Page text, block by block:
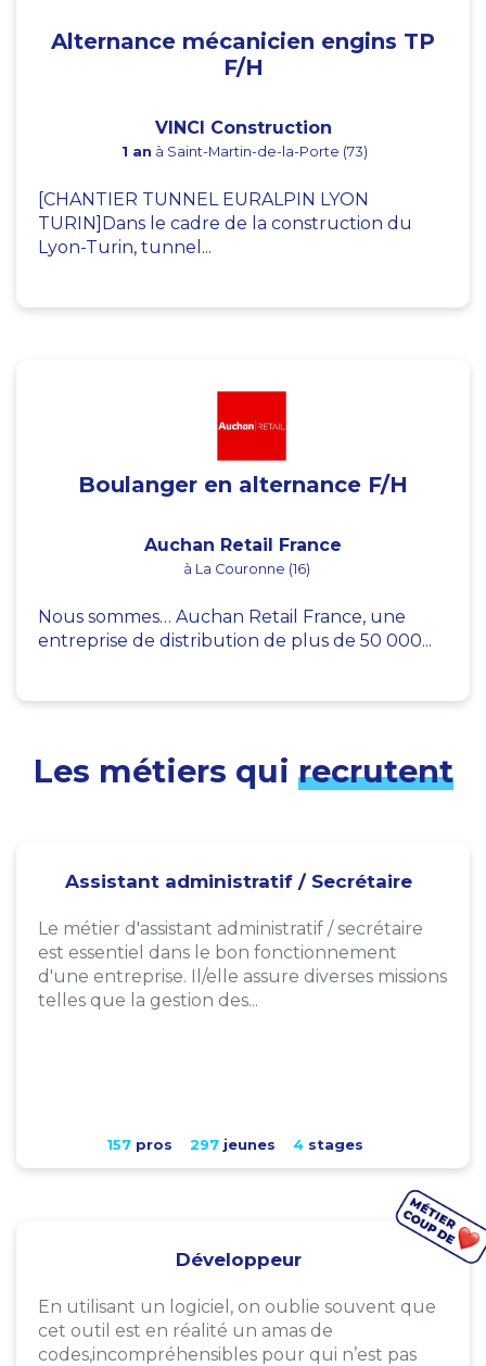
Alternance mécanicien engins TP
F/H
VINCI Construction
1 an à Saint-Martin-de-la-Porte (73)
[CHANTIER TUNNEL EURALPIN LYON
TURIN]Dans le cadre de la construction du
Lyon-Turin, tunnel...
Boulanger en alternance F/H
Auchan Retail France
à La Couronne (16)
Nous sommes… Auchan Retail France, une
entreprise de distribution de plus de 50 000...
Les métiers qui recrutent
Assistant administratif / Secrétaire
Le métier d'assistant administratif / secrétaire
est essentiel dans le bon fonctionnement
d'une entreprise. Il/elle assure diverses missions
telles que la gestion des...
157pros 297jeunes 4stages
Développeur
En utilisant un logiciel, on oublie souvent que
cet outil est en réalité un amas de
codes,incompréhensibles pour qui n’est pas